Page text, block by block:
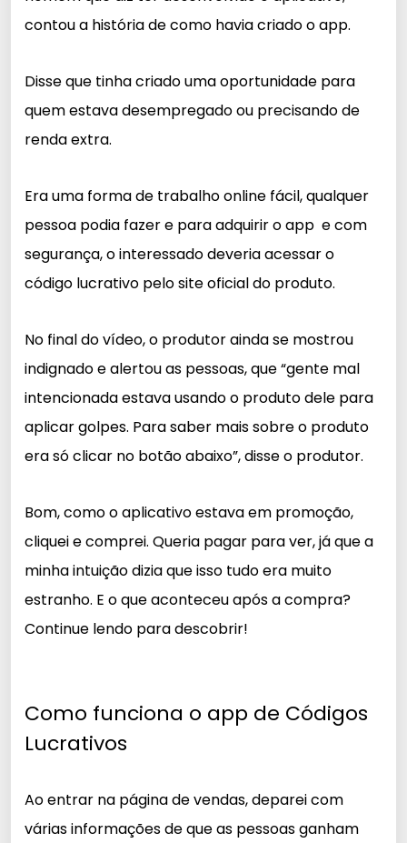
contou a história de como havia criado o app.
Disse que tinha criado uma oportunidade para
quem estava desempregado ou precisando de
renda extra.
Era uma forma de trabalho online fácil, qualquer
pessoa podia fazer e para adquirir o app e com
segurança, o interessado deveria acessar o
código lucrativo pelo site oficial do produto.
No final do vídeo, o produtor ainda se mostrou
indignado e alertou as pessoas, que “gente mal
intencionada estava usando o produto dele para
aplicar golpes. Para saber mais sobre o produto
era só clicar no botão abaixo”, disse o produtor.
Bom, como o aplicativo estava em promoção,
cliquei e comprei. Queria pagar para ver, já que a
minha intuição dizia que isso tudo era muito
estranho. E o que aconteceu após a compra?
Continue lendo para descobrir!
Como funciona o app de Códigos
Lucrativos
Ao entrar na página de vendas, deparei com
várias informações de que as pessoas ganham